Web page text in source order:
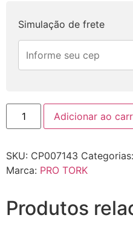
Simulação de frete
Adicionar ao
SKU: CP007143 Categorias:
Marca: PRO TORK
Produtos